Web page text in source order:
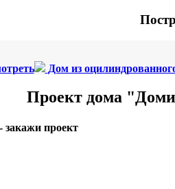
Дом из
Проект дома
закажи проект